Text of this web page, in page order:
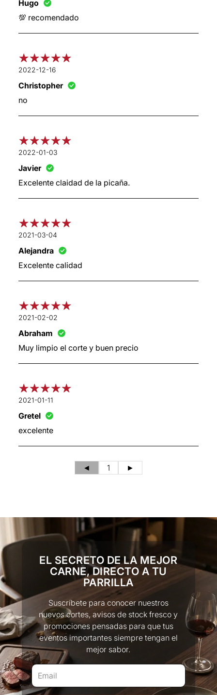
Hugo
💯 recomendado
2022-12-16
Christopher
no
2022-01-03
Javier
Excelente claidad de la picaña.
2021-03-04
Alejandra
Excelente calidad
2021-02-02
Abraham
Muy limpio el corte y buen precio
2021-01-11
Gretel
excelente
◄ 1 ►
EL SECRETO DE LA MEJOR
CARNE, DIRECTO A TU
PARRILLA
Suscríbete para conocer nuestros
nuevos cortes, avisos de stock fresco y
promociones pensadas para que tus
eventos importantes siempre tengan el
mejor sabor.